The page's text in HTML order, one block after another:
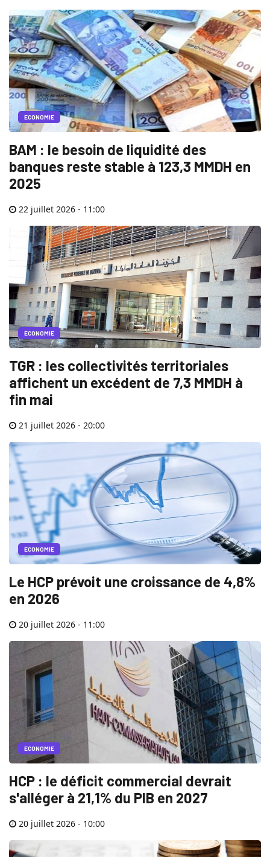
ECONOMIE
BAM : le besoin de liquidité des
banques reste stable à 123,3 MMDH en
2025
22 juillet 2026 - 11:00
ECONOMIE
TGR : les collectivités territoriales
affichent un excédent de 7,3 MMDH à
fin mai
21 juillet 2026 - 20:00
ECONOMIE
Le HCP prévoit une croissance de 4,8%
en 2026
20 juillet 2026 - 11:00
ECONOMIE
HCP : le déficit commercial devrait
s'alléger à 21,1% du PIB en 2027
20 juillet 2026 - 10:00